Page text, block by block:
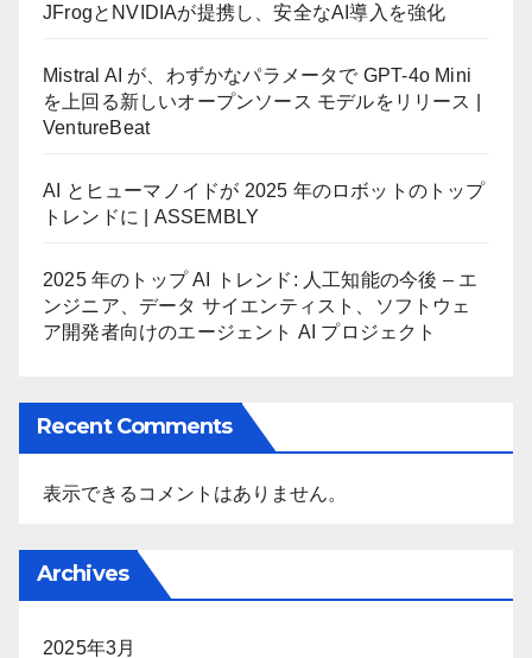
JFrogとNVIDIAが提携し、安全なAI導入を強化
Mistral AI が、わずかなパラメータで GPT-4o Mini
を上回る新しいオープンソース モデルをリリース |
VentureBeat
AI とヒューマノイドが 2025 年のロボットのトップ
トレンドに | ASSEMBLY
2025 年のトップ AI トレンド: 人工知能の今後 – エ
ンジニア、データ サイエンティスト、ソフトウェ
ア開発者向けのエージェント AI プロジェクト
Recent Comments
表示できるコメントはありません。
Archives
2025年3月